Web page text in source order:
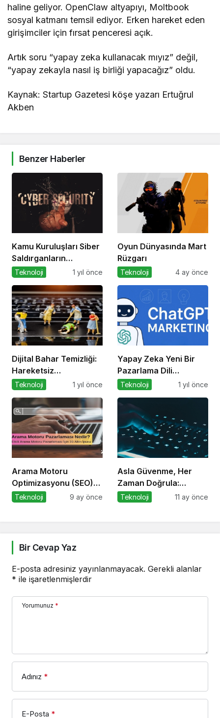
haline geliyor. OpenClaw altyapıyı, Moltbook
sosyal katmanı temsil ediyor. Erken hareket eden
girişimciler için fırsat penceresi açık.
Artık soru “yapay zeka kullanacak mıyız” değil,
“yapay zekayla nasıl iş birliği yapacağız” oldu.
Kaynak: Startup Gazetesi köşe yazarı Ertuğrul
Akben
Benzer Haberler
Kamu Kuruluşları Siber
Saldırganların
Hedefinde
Teknoloji 1 yıl önce
Oyun Dünyasında Mart
Rüzgarı
Teknoloji 4 ay önce
Dijital Bahar Temizliği:
Hareketsiz
Hesaplarınızı
Geldi!
Teknoloji 1 yıl önce
Yapay Zeka Yeni Bir
Pazarlama Dili
Konuşuyor:
Güncellemeleri ve
Markalara Yönelik
Fırsatlar
Teknoloji 1 yıl önce
Arama Motoru
Optimizasyonu (SEO)
Nedir? Etkili SEO İçin 10
Teknoloji 9 ay önce
Asla Güvenme, Her
Zaman Doğrula:
Şirketler İçin Parola
Teknoloji 11 ay önce
Bir Cevap Yaz
E-posta adresiniz yayınlanmayacak. Gerekli alanlar
* ile işaretlenmişlerdir
Yorumunuz *
Adınız *
E-Posta *